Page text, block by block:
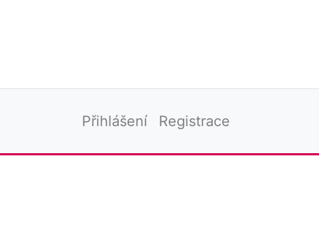
Přihlášení Registrace